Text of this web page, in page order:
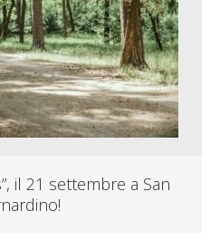
il 21 settembre a San